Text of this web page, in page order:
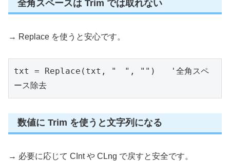
全角スペースは Trim では取れない
→ Replace を使うと安心です。
txt = Replace(txt, "　", "")   '全角スペ
ース除去
数値に Trim を使うと文字列になる
→ 必要に応じて CInt や CLng で戻すと安全です。